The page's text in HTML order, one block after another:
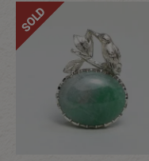
SOLD